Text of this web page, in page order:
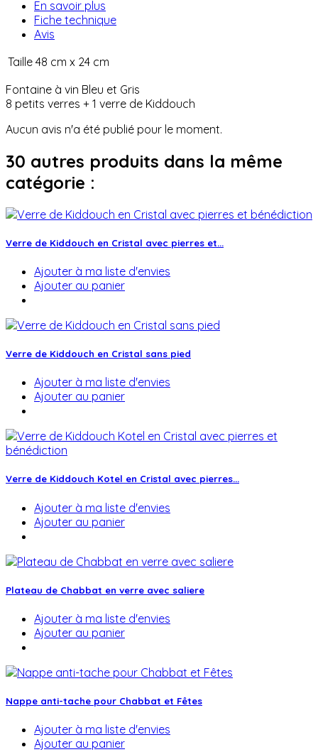
En savoir plus
Fiche technique
Avis
Taille 48 cm x 24 cm
Fontaine à vin Bleu et Gris
8 petits verres + 1 verre de Kiddouch
Aucun avis n'a été publié pour le moment.
30 autres produits dans la même
catégorie :
Verre de Kiddouch en Cristal avec pierres et...
Ajouter à ma liste d'envies
Ajouter au panier
Verre de Kiddouch en Cristal sans pied
Ajouter à ma liste d'envies
Ajouter au panier
Verre de Kiddouch Kotel en Cristal avec pierres...
Ajouter à ma liste d'envies
Ajouter au panier
Plateau de Chabbat en verre avec saliere
Ajouter à ma liste d'envies
Ajouter au panier
Nappe anti-tache pour Chabbat et Fêtes
Ajouter à ma liste d'envies
Ajouter au panier